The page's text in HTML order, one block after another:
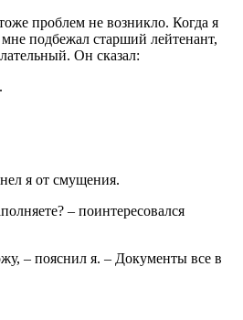
проблем не возникло. Когда я
подбежал старший лейтенант,
Он сказал:
я от смущения.
– поинтересовался
– пояснил я. – Документы все в